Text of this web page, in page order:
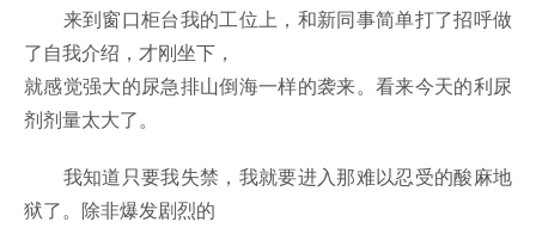
来到窗口柜台我的工位上，和新同事简单打了招呼做
了自我介绍，才刚坐下，
就感觉强大的尿急排山倒海一样的袭来。看来今天的利尿
剂剂量太大了。
我知道只要我失禁，我就要进入那难以忍受的酸麻地
狱了。除非爆发剧烈的